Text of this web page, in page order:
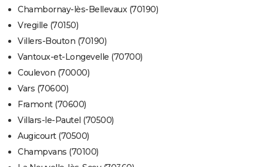
Chambornay-lès-Bellevaux (70190)
Vregille (70150)
Villers-Bouton (70190)
Vantoux-et-Longevelle (70700)
Coulevon (70000)
Vars (70600)
Framont (70600)
Villars-le-Pautel (70500)
Augicourt (70500)
Champvans (70100)